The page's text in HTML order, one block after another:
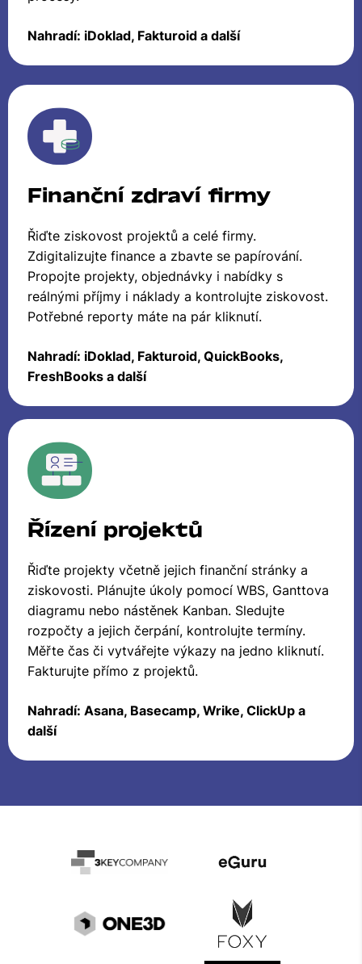
Nahradí: iDoklad, Fakturoid a další
Finanční zdraví firmy
Řiďte ziskovost projektů a celé firmy.
Zdigitalizujte finance a zbavte se papírování.
Propojte projekty, objednávky i nabídky s
reálnými příjmy i náklady a kontrolujte ziskovost.
Potřebné reporty máte na pár kliknutí.
Nahradí: iDoklad, Fakturoid, QuickBooks,
FreshBooks a další
Řízení projektů
Řiďte projekty včetně jejich finanční stránky a
ziskovosti. Plánujte úkoly pomocí WBS, Ganttova
diagramu nebo nástěnek Kanban. Sledujte
rozpočty a jejich čerpání, kontrolujte termíny.
Měřte čas či vytvářejte výkazy na jedno kliknutí.
Fakturujte přímo z projektů.
Nahradí: Asana, Basecamp, Wrike, ClickUp a
další